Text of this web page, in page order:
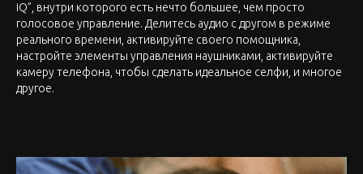
iQ”, внутри которого есть нечто большее, чем просто
голосовое управление. Делитесь аудио с другом в режиме
реального времени, активируйте своего помощника,
настройте элементы управления наушниками, активируйте
камеру телефона, чтобы сделать идеальное селфи, и многое
другое.